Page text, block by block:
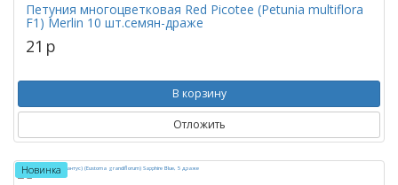
Петуния многоцветковая Red Picotee (Petunia multiflora
F1) Merlin 10 шт.семян-драже
21 p
В корзину
Отложить
Новинка